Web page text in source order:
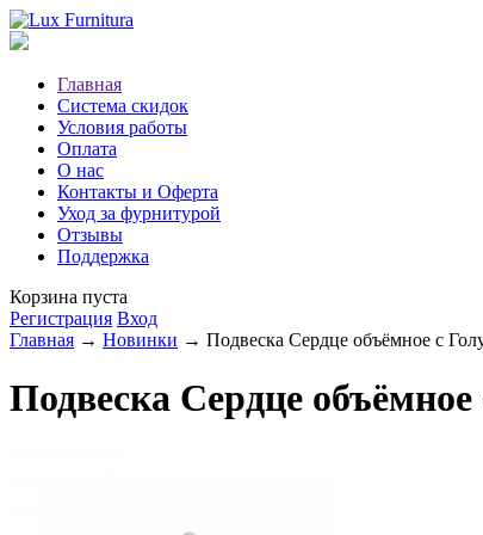
Главная
Система скидок
Условия работы
Оплата
О нас
Контакты и Оферта
Уход за фурнитурой
Отзывы
Поддержка
Корзина пуста
Регистрация Вход
Главная → Новинки → Подвеска Сердце объёмное с
Подвеска Сердце